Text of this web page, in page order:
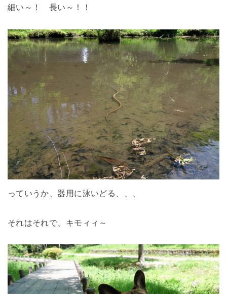
細い～！ 長い～！！
っていうか、器用に泳いどる、、、
それはそれで、キモィィ～